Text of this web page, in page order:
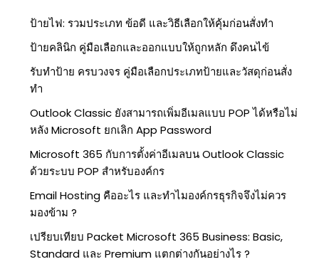
ป้ายไฟ: รวมประเภท ข้อดี และวิธีเลือกให้คุ้มก่อนสั่งทำ
ป้ายคลินิก คู่มือเลือกและออกแบบให้ถูกหลัก ดึงคนไข้
รับทำป้าย ครบวงจร คู่มือเลือกประเภทป้ายและวัสดุก่อนสั่ง
ทำ
Outlook Classic ยังสามารถเพิ่มอีเมลแบบ POP ได้หรือไม่
หลัง Microsoft ยกเลิก App Password
Microsoft 365 กับการตั้งค่าอีเมลบน Outlook Classic
ด้วยระบบ POP สำหรับองค์กร
Email Hosting คืออะไร และทำไมองค์กรธุรกิจจึงไม่ควร
มองข้าม ?
เปรียบเทียบ Packet Microsoft 365 Business: Basic,
Standard และ Premium แตกต่างกันอย่างไร ?